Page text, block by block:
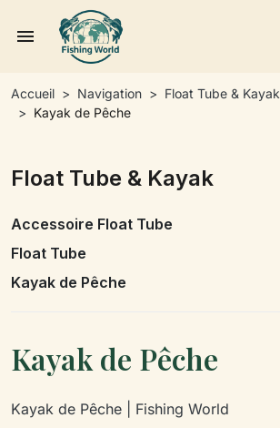
menu
Accueil Navigation
Float Tube & Kayak
Kayak de Pêche
Float Tube & Kayak
Accessoire Float Tube
Float Tube
Kayak de Pêche
Kayak de Pêche
Kayak de Pêche | Fishing World